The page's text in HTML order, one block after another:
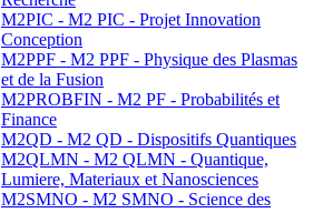
M2PIC - M2 PIC - Projet Innovation
Conception
M2PPF - M2 PPF - Physique des Plasmas
et de la Fusion
M2PROBFIN - M2 PF - Probabilités et
Finance
M2QD - M2 QD - Dispositifs Quantiques
M2QLMN - M2 QLMN - Quantique,
Lumiere, Materiaux et Nanosciences
M2SMNO - M2 SMNO - Science des